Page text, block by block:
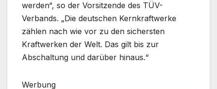
werden“, so der Vorsitzende des TÜV-
Verbands. „Die deutschen Kernkraftwerke
zählen nach wie vor zu den sichersten
Kraftwerken der Welt. Das gilt bis zur
Abschaltung und darüber hinaus.“
Werbung